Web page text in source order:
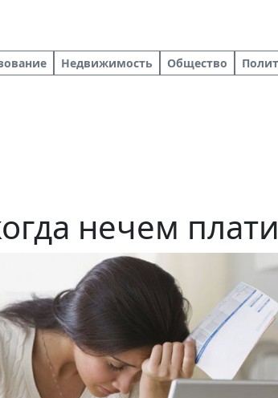
Недвижимость Общество
нечем